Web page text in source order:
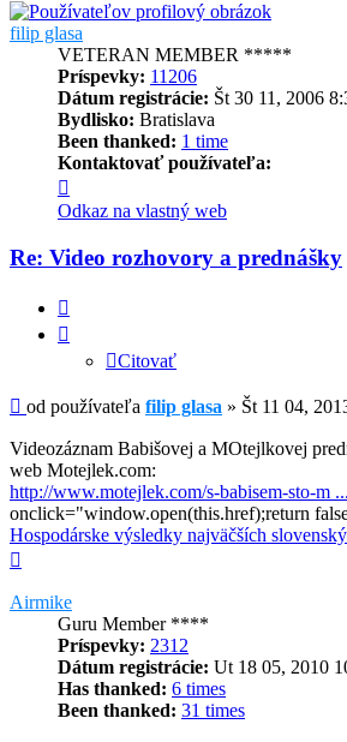
filip glasa
VETERAN MEMBER *****
Príspevky: 11206
Dátum registrácie: Št 30 11, 2006
Bydlisko: Bratislava
Been thanked: 1 time
Kontaktovať používateľa:
informácie
používateľa
-
filip
Odkaz na vlastný web
Re: Video rozhovory a prednášky
Citovať
Príspevok
od používateľa filip glasa » Št 11 04,
Videozáznam Babišovej a MOtejlkovej
web Motejlek.com:
http://www.motejlek.com/s-babisem-sto-m
onclick="window.open(this.href);return
Hospodárske výsledky najväčších
Airmike
Guru Member ****
Príspevky: 2312
Dátum registrácie: Ut 18 05, 2010
Has thanked: 6 times
Been thanked: 31 times